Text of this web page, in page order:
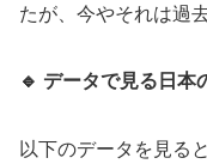
たが、今やそれは過
🔹 データで見る日本
以下のデータを見る